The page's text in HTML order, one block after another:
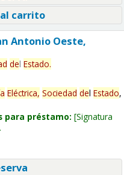
carrito
Antonio Oeste,
del Estado.
Eléctrica, Sociedad del Estado,
para préstamo: Signatura